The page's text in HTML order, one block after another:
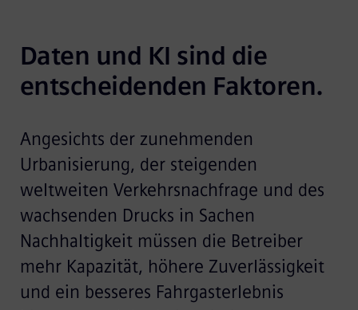
Daten und KI sind die
entscheidenden Faktoren.
Angesichts der zunehmenden
Urbanisierung, der steigenden
weltweiten Verkehrsnachfrage und des
wachsenden Drucks in Sachen
Nachhaltigkeit müssen die Betreiber
mehr Kapazität, höhere Zuverlässigkeit
und ein besseres Fahrgasterlebnis